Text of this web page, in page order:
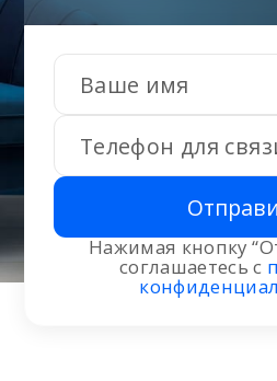
Нажимая кнопку
соглашаетесь с